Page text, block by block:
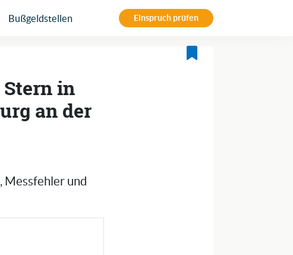
Bußgeldstellen Einspruch prüfen
Stern in
an der
Messfehler und